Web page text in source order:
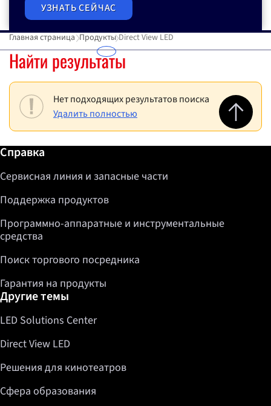
УЗНАТЬ СЕЙЧАС
Главная страница Продукты Direct View LED
Найти результаты
Нет подходящих результатов поиска
Удалить полностью
Jump to top
Дополнительная информация / Справка
Справка
Сервисная линия и запасные части
Поддержка продуктов
Программно-аппаратные и инструментальные
средства
Поиск торгового посредника
Гарантия на продукты
Другие темы
LED Solutions Center
Direct View LED
Решения для кинотеатров
Сфера образования